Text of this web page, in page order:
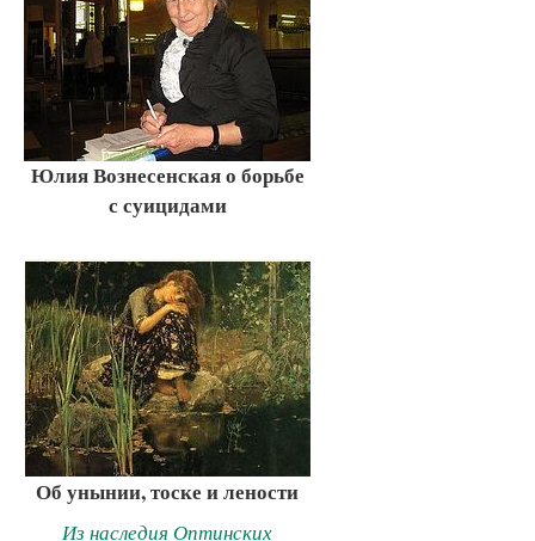
Юлия Вознесенская о борьбе
с суицидами
Об унынии, тоске и лености
Из наследия Оптинских